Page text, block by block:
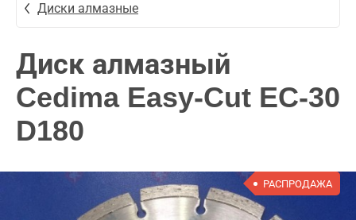
Диски алмазные
Диск алмазный
Cedima Easy-Cut EC-30
D180
РАСПРОДАЖА